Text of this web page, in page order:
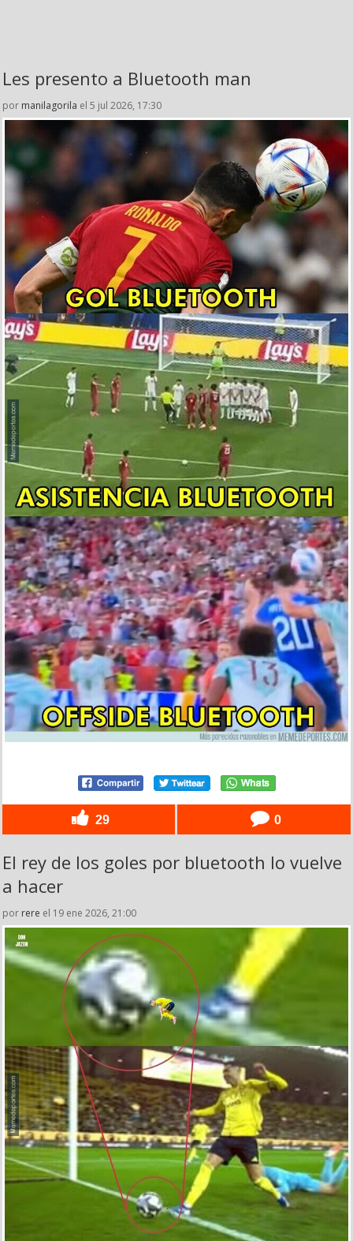
Les presento a Bluetooth man
por manilagorila el 5 jul 2026, 17:30
29 0
El rey de los goles por bluetooth lo vuelve
a hacer
por rere el 19 ene 2026, 21:00